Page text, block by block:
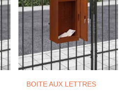
BOITE AUX LETTRES